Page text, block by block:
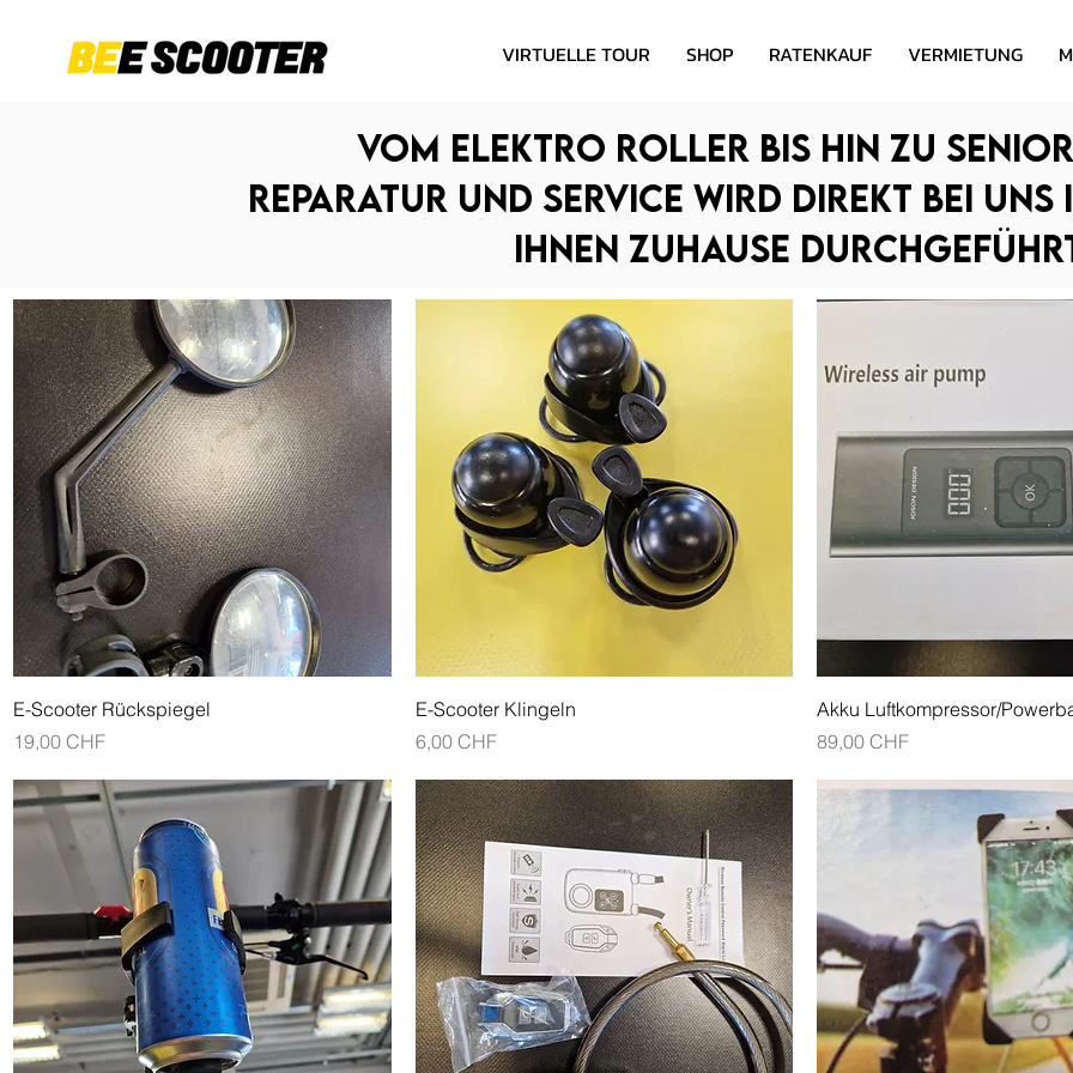
VIRTUELLE TOUR SHOP RATENKAUF VERMIETUNG
Vom Elektro Roller bis hin zu
Reparatur und Service wird direkt bei uns
ihnen Zuhause
Schnellansicht
E-Scooter Rückspiegel
Preis
19,00 CHF
Schnellansicht
E-Scooter Klingeln
Preis
6,00 CHF
Schnellansicht
Akku Luftkompressor/
Preis
89,00 CHF